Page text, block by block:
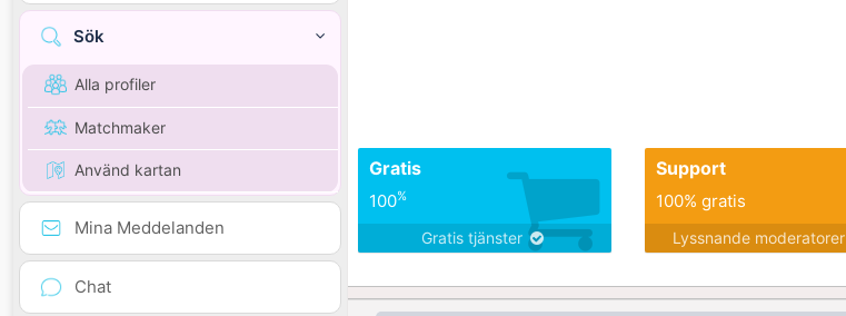
Sök
Alla profiler
Matchmaker
Använd kartan
Mina Meddelanden
Chat
Gratis
100%
Gratis tjänster
Support
100% gratis
Lyssnande moderatorer